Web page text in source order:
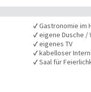
✓Gastronomie im
✓eigene Dusche /
✓eigenes TV
✓kabelloser
✓Saal für